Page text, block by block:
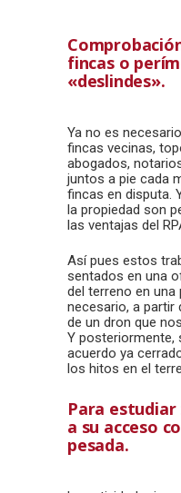
fincas o
«deslindes».
Ya no es
fincas vecinas,
abogados,
juntos a pie cada
fincas en disputa.
la propiedad son
las ventajas del
Así pues estos
sentados en una
del terreno en una
necesario, a partir
de un dron que
Y posteriormente,
acuerdo ya
los hitos en el
Para
a su acceso
pesada.